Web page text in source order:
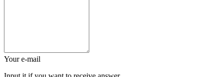
Your e-mail